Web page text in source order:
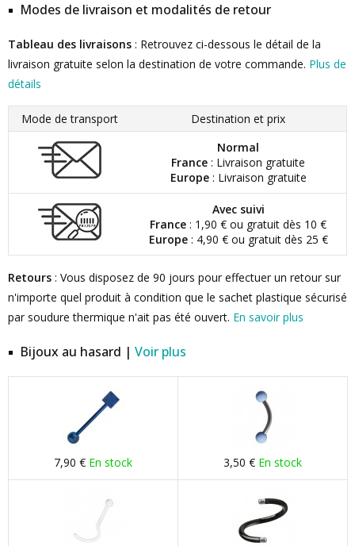
Modes de livraison et modalités de retour
Tableau des livraisons : Retrouvez ci-dessous le détail de la
livraison gratuite selon la destination de votre commande. Plus de
détails
Mode de transport
Destination et prix
Normal
France : Livraison gratuite
Europe: Livraison gratuite
Avec suivi
France : 1,90 € ou gratuit dès 10 €
Europe: 4,90 € ou gratuit dès 25 €
Retours : Vous disposez de 90 jours pour effectuer un retour sur
n'importe quel produit à condition que le sachet plastique sécurisé
par soudure thermique n'ait pas été ouvert. En savoir plus
Bijoux au hasard | Voir plus
7,90 € En stock 3,50 € En stock